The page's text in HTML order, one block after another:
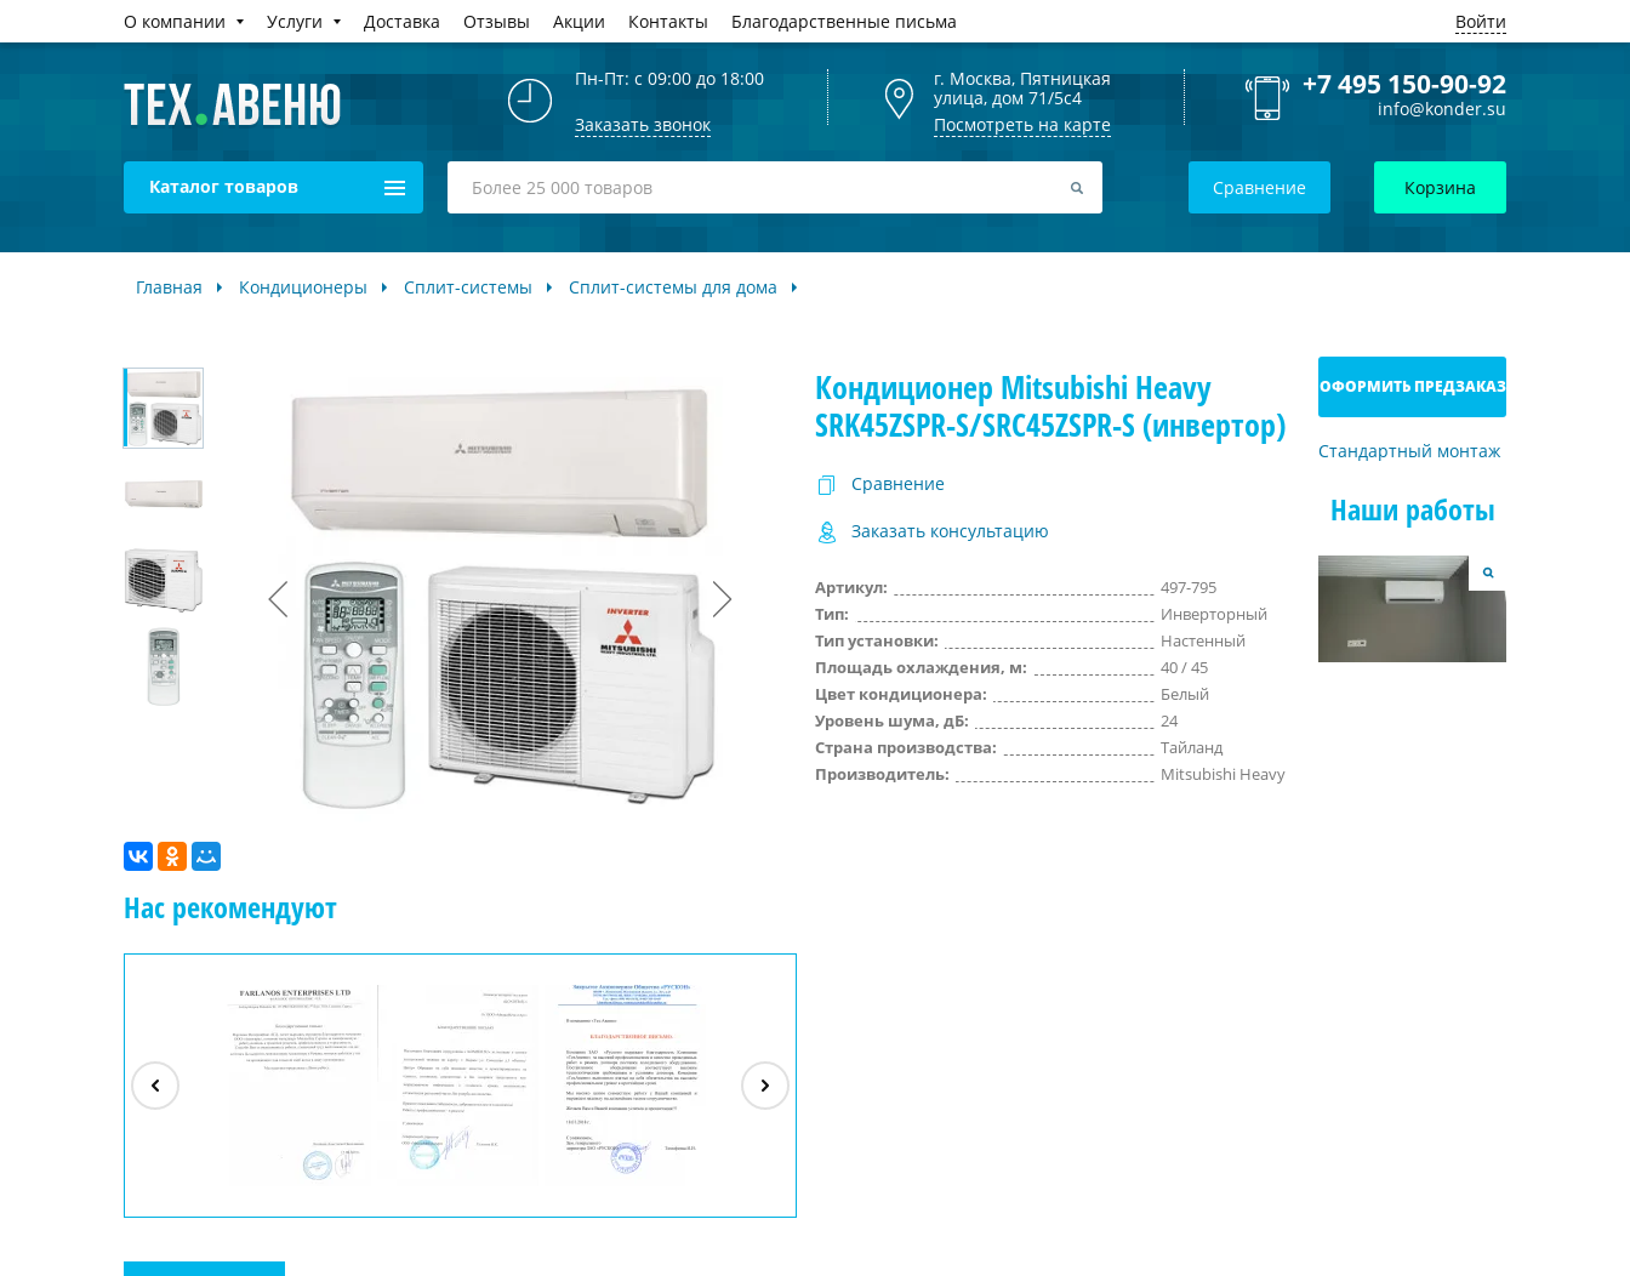
О компании Услуги Доставка Отзывы Акции Контакты Благодарственные письма Войти
Пн-Пт: с 09:00 до 18:00
Заказать звонок
г. Москва, Пятницкая
улица, дом 71/5с4
Посмотреть на карте
+7 495 150-90-92
info@konder.su
Каталог товаров Сравнение Корзина
Главная Кондиционеры Сплит-системы Сплит-системы для дома
Нас рекомендуют
">
Код PHP ">
"МидасМеталлАрт" PHP ">
Код PHP ">
Кондиционер Mitsubishi Heavy
SRK45ZSPR-S/SRC45ZSPR-S (инвертор)
Сравнение
Заказать консультацию
Артикул:
497-795
Тип:
Инверторный
Тип установки:
Настенный
Площадь охлаждения, м:
40 / 45
Цвет кондиционера:
Белый
Уровень шума, дБ:
24
Страна производства:
Тайланд
Производитель:
Mitsubishi Heavy
ОФОРМИТЬ ПРЕДЗАКАЗ
Стандартный монтаж
Наши работы